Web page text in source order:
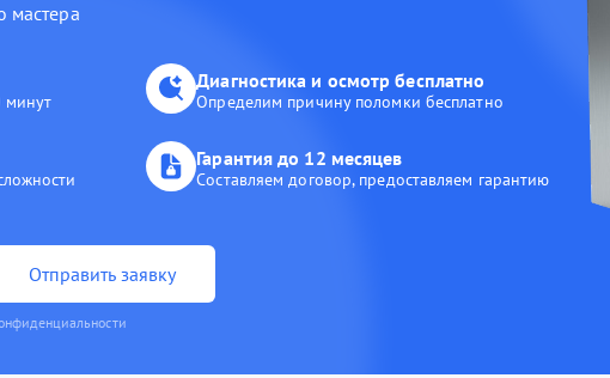
мастера
минут
Диагностика и осмотр бесплатно
Определим причину поломки бесплатно
Гарантия до 12 месяцев
Составляем договор, предоставляем гарантию
Отправить заявку